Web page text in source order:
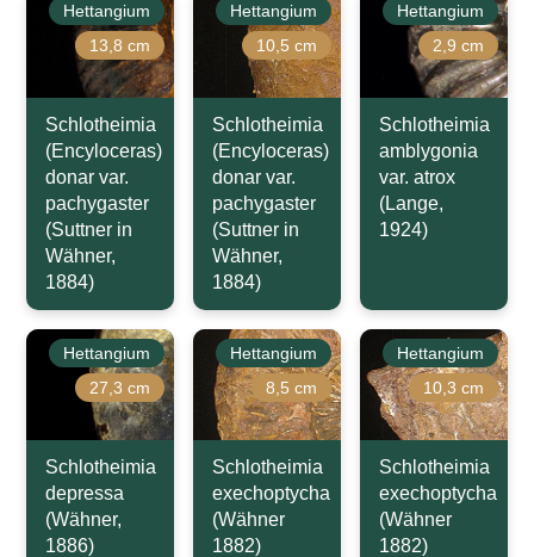
Hettangium
13,8 cm
Schlotheimia
(Encyloceras)
donar var.
pachygaster
(Suttner in
Wähner,
1884)
Hettangium
10,5 cm
Schlotheimia
(Encyloceras)
donar var.
pachygaster
(Suttner in
Wähner,
1884)
Hettangium
2,9 cm
Schlotheimia
amblygonia
var. atrox
(Lange,
1924)
Hettangium
27,3 cm
Schlotheimia
depressa
(Wähner,
1886)
Hettangium
8,5 cm
Schlotheimia
exechoptycha
(Wähner
1882)
Hettangium
10,3 cm
Schlotheimia
exechoptycha
(Wähner
1882)